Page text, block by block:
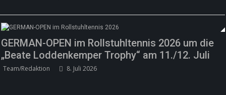
GERMAN-OPEN im Rollstuhltennis 2026 um die
„Beate Loddenkemper Trophy“ am 11./12. Juli
Team/Redaktion 8. Juli 2026